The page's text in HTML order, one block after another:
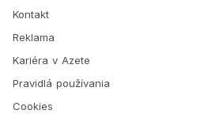
Kontakt
Reklama
Kariéra v Azete
Pravidlá používania
Cookies